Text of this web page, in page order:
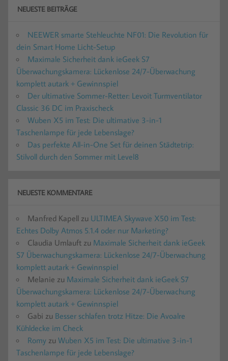
NEUESTE BEITRÄGE
NEEWER smarte Stehleuchte NF01: Die Revolution für
dein Smart Home Licht-Setup
Maximale Sicherheit dank ieGeek S7
Überwachungskamera: Lückenlose 24/7-Überwachung
komplett autark + Gewinnspiel
Der ultimative Sommer-Retter: Levoit Turmventilator
Classic 36 DC im Praxischeck
Wuben X5 im Test: Die ultimative 3-in-1
Taschenlampe für jede Lebenslage?
Das perfekte All-in-One Set für deinen Städtetrip:
Stilvoll durch den Sommer mit Level8
NEUESTE KOMMENTARE
Manfred Kapell zu ULTIMEA Skywave X50 im Test:
Echtes Dolby Atmos 5.1.4 oder nur Marketing?
Claudia Umlauft zu Maximale Sicherheit dank ieGeek
S7 Überwachungskamera: Lückenlose 24/7-Überwachung
komplett autark + Gewinnspiel
Melanie zu Maximale Sicherheit dank ieGeek S7
Überwachungskamera: Lückenlose 24/7-Überwachung
komplett autark + Gewinnspiel
Gabi zu Besser schlafen trotz Hitze: Die Avoalre
Kühldecke im Check
Romy zu Wuben X5 im Test: Die ultimative 3-in-1
Taschenlampe für jede Lebenslage?